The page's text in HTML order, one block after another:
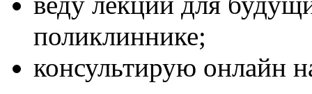
поликлиннике;
консультирую онлайн